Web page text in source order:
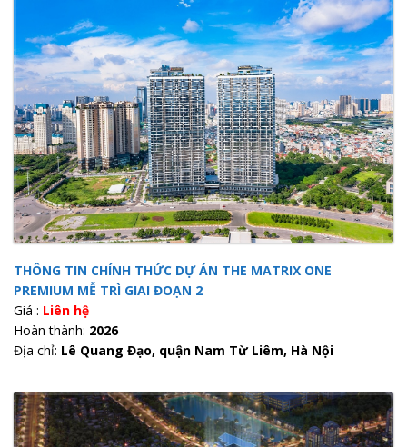
THÔNG TIN CHÍNH THỨC DỰ ÁN THE MATRIX ONE
PREMIUM MỄ TRÌ GIAI ĐOẠN 2
Giá : Liên hệ
Hoàn thành: 2026
Địa chỉ: Lê Quang Đạo, quận Nam Từ Liêm, Hà Nội